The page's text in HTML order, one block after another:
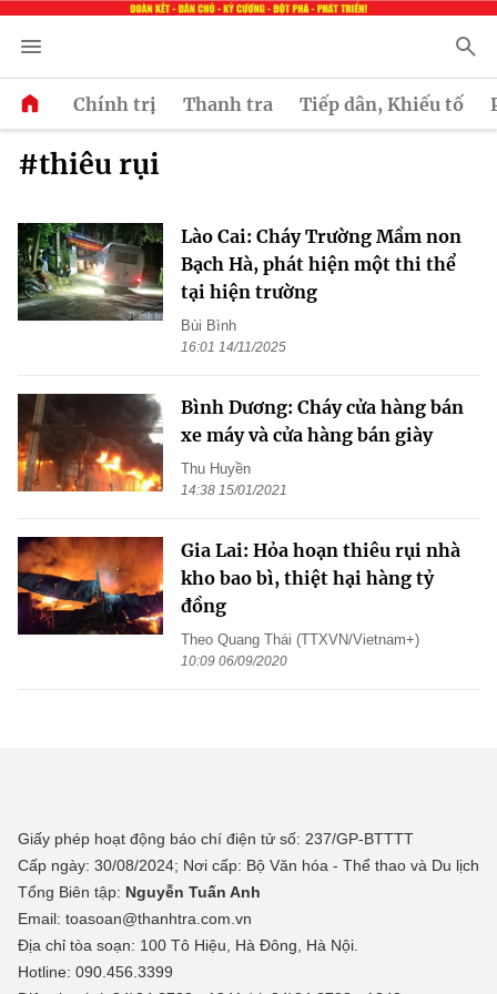
Chính trị Thanh tra Tiếp dân, Khiếu tố
#thiêu rụi
Lào Cai: Cháy Trường Mầm non
Bạch Hà, phát hiện một thi thể
tại hiện trường
Bùi Bình
16:01 14/11/2025
Bình Dương: Cháy cửa hàng bán
xe máy và cửa hàng bán giày
Thu Huyền
14:38 15/01/2021
Gia Lai: Hỏa hoạn thiêu rụi nhà
kho bao bì, thiệt hại hàng tỷ
đồng
Theo Quang Thái (TTXVN/Vietnam+)
10:09 06/09/2020
Giấy phép hoạt động báo chí điện tử số: 237/GP-BTTTT
Cấp ngày: 30/08/2024; Nơi cấp: Bộ Văn hóa - Thể thao và Du lịch
Tổng Biên tập: Nguyễn Tuấn Anh
Email: toasoan@thanhtra.com.vn
Địa chỉ tòa soạn: 100 Tô Hiệu, Hà Đông, Hà Nội.
Hotline: 090.456.3399